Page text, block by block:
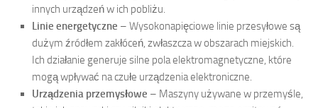
innych urządzeń w ich pobliżu.
Linie energetyczne – Wysokonapięciowe linie przesyłowe są
dużym źródłem zakłóceń, zwłaszcza w obszarach miejskich.
Ich działanie generuje silne pola elektromagnetyczne, które
mogą wpływać na czułe urządzenia elektroniczne.
Urządzenia przemysłowe – Maszyny używane w przemyśle,